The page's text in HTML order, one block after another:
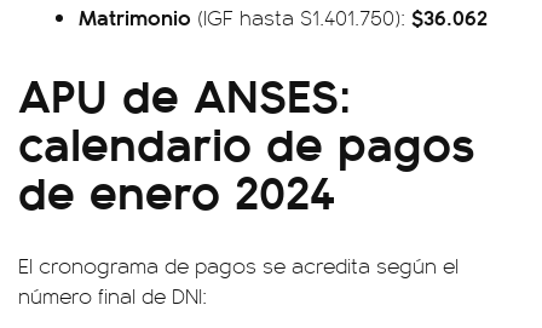
Matrimonio (IGF hasta $1.401.750): $36.062
APU de ANSES:
calendario de pagos
de enero 2024
El cronograma de pagos se acredita según el
número final de DNI: